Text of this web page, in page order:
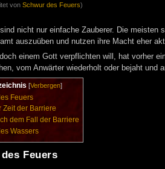
vonSchwur des Feuers)
nicht nur einfache Zauberer. Die meisten
auszuüben und nutzen ihre Macht eher
einem Gott verpflichten will, hat vorher
vom Anwärter wiederholt oder bejaht und
[Verbergen]
Feuers
Zeit der Barriere
dem Fall der Barriere
Wassers
Feuers